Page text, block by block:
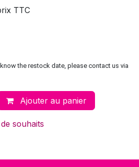
TTC
the restock date, please contact us via
Ajouter au panier
souhaits